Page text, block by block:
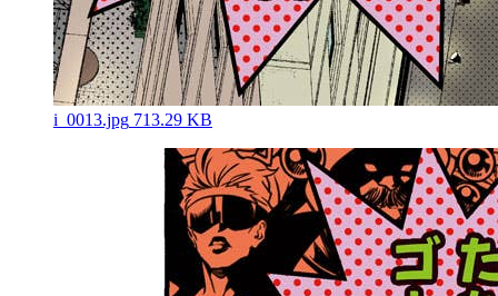
i_0013.jpg 713.29 KB